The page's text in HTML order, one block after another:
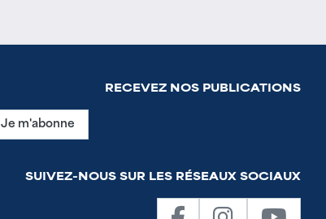
RECEVEZ NOS PUBLICATIONS
Je m'abonne
SUIVEZ-NOUS SUR LES RÉSEAUX SOCIAUX